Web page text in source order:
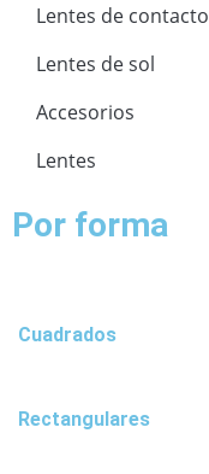
Lentes de contacto
Lentes de sol
Accesorios
Lentes
Por forma
Cuadrados
Rectangulares